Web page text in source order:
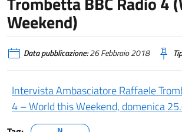
Weekend)
Data pubblicazione:26 Febbraio 2018
Intervista Ambasciatore Raffaele
4 – World this Weekend, domenica